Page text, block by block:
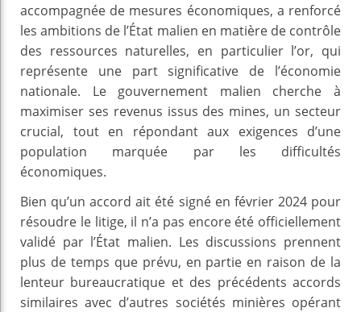
accompagnée de mesures économiques, a renforcé
les ambitions de l’État malien en matière de contrôle
des ressources naturelles, en particulier l’or, qui
représente une part significative de l’économie
nationale. Le gouvernement malien cherche à
maximiser ses revenus issus des mines, un secteur
crucial, tout en répondant aux exigences d’une
population marquée par les difficultés
économiques.
Bien qu’un accord ait été signé en février 2024 pour
résoudre le litige, il n’a pas encore été officiellement
validé par l’État malien. Les discussions prennent
plus de temps que prévu, en partie en raison de la
lenteur bureaucratique et des précédents accords
similaires avec d’autres sociétés minières opérant